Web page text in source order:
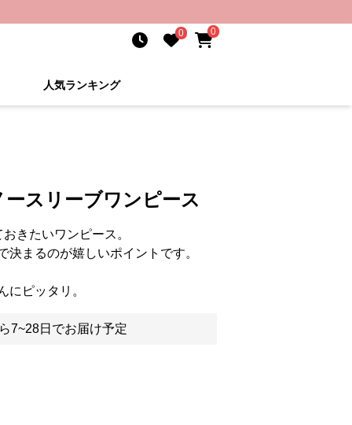
0 0
人気ランキング
スリーブワンピース
きたいワンピース。
まるのが嬉しいポイントです。
にピッタリ。
7~28日でお届け予定